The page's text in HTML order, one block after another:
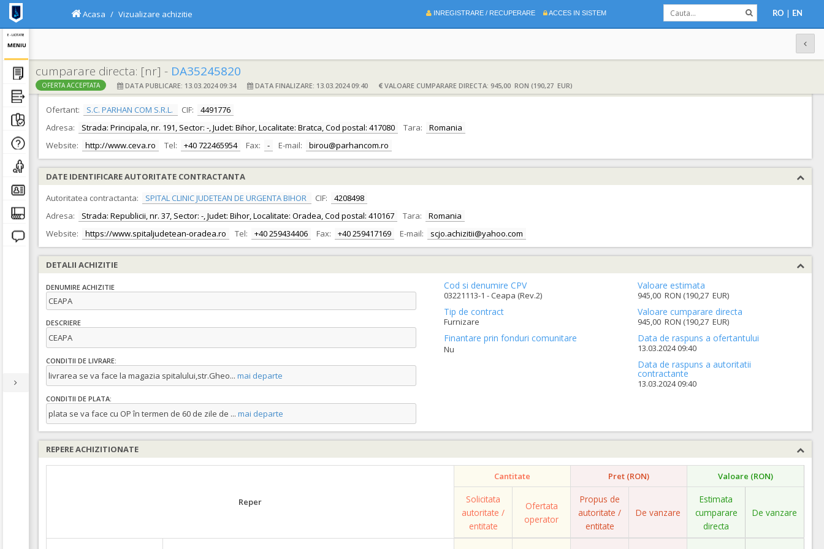
E - LICITATIE
MENIU
INREGISTRARE / RECUPERARE ACCES IN SISTEM RO | EN
Acasa Vizualizare achizitie
cumparare directa: [nr] - DA35245820
OFERTA ACCEPTATA DATA PUBLICARE: 13.03.2024 09:34 DATA FINALIZARE: 13.03.2024 09:40 VALOARE CUMPARARE DIRECTA: 945,00 RON (190,27 EUR)
DATE IDENTIFICARE OFERTANT
Ofertant:
S.C. PARHAN COM S.R.L. CIF:
4491776
Adresa:
Strada: Principala, nr. 191, Sector: -, Judet: Bihor, Localitate: Bratca, Cod postal: 417080 Tara:
Romania
Website:
http://www.ceva.ro Tel: +40 722465954 Fax: - E-mail: birou@parhancom.ro
DATE IDENTIFICARE AUTORITATE CONTRACTANTA
Autoritatea contractanta:
SPITAL CLINIC JUDETEAN DE URGENTA BIHOR CIF:
4208498
Adresa:
Strada: Republicii, nr. 37, Sector: -, Judet: Bihor, Localitate: Oradea, Cod postal: 410167 Tara:
Romania
Website:
https://www.spitaljudetean-oradea.ro Tel: +40 259434406 Fax: +40 259417169 E-mail: scjo.achizitii@yahoo.com
DETALII ACHIZITIE
DENUMIRE ACHIZITIE
CEAPA
DESCRIERE
CEAPA
CONDITII DE LIVRARE:
livrarea se va face la magazia spitalului,str.Gheo... mai departe
CONDITII DE PLATA:
plata se va face cu OP în termen de 60 de zile de ... mai departe
Cod si denumire CPV
03221113-1 - Ceapa (Rev.2)
Tip de contract
Furnizare
Finantare prin fonduri comunitare
Nu
Valoare estimata
945,00 RON (190,27 EUR)
Valoare cumparare directa
945,00 RON (190,27 EUR)
Data de raspuns a ofertantului
13.03.2024 09:40
Data de raspuns a autoritatii
contractante
13.03.2024 09:40
REPERE ACHIZITIONATE
Reper
Cantitate Pret (RON) Valoare (RON)
Solicitata
autoritate /
entitate
Ofertata
operator
Propus de
autoritate /
entitate
De vanzare
Estimata
cumparare
directa
De vanzare